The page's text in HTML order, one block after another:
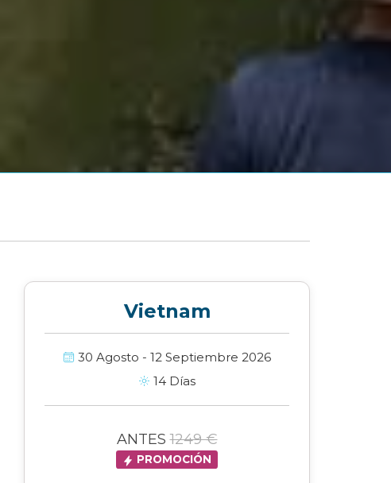
Vietnam
30 Agosto - 12 Septiembre 2026
14 Días
ANTES1249 €
PROMOCIÓN